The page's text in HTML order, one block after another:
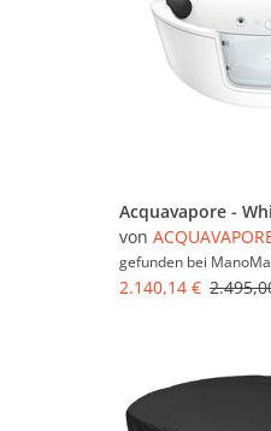
von
gefunden bei
2.140,14 €